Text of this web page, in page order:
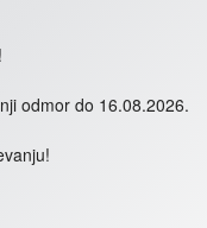
odmor do 16.08.2026.